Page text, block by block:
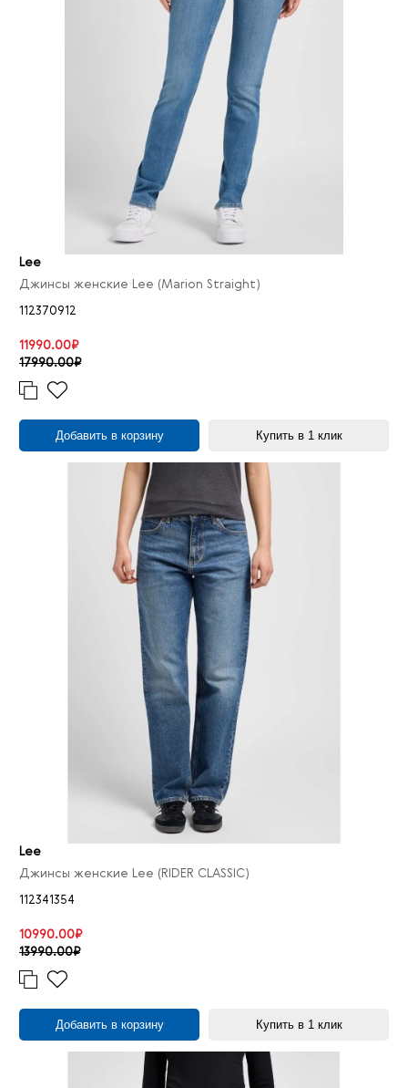
Lee
Джинсы женские Lee (Marion Straight)
112370912
11990.00₽
17990.00₽
Добавить в корзину Купить в 1 клик
Lee
Джинсы женские Lee (RIDER CLASSIC)
112341354
10990.00₽
13990.00₽
Добавить в корзину Купить в 1 клик